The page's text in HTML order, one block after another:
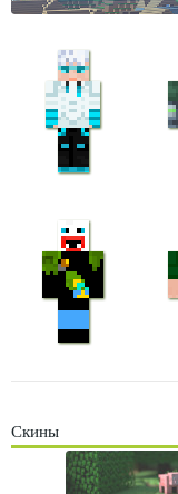
Скины